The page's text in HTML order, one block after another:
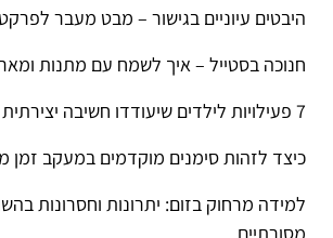
היבטים עיוניים בגישור – מבט מעבר
חנוכה בסטייל – איך לשמח עם מתנות
7 פעילויות לילדים שיעודדו חשיבה יצירתית מחוץ לקופסא
כיצד לזהות סימנים מוקדמים במעקב זמן
למידה מרחוק בזום: יתרונות וחסרונות
מסורתיים